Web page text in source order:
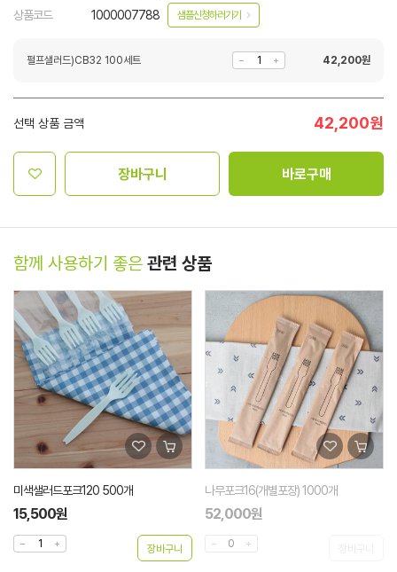
상품코드 1000007788 샘플신청하러가기
펄프샐러드)CB32 100세트 42,200원
선택 상품 금액 42,200원
장바구니 바로구매
함께 사용하기 좋은 관련 상품
미색샐러드포크120 500개
15,500원
나무포크16(개별포장) 1000개
52,000원